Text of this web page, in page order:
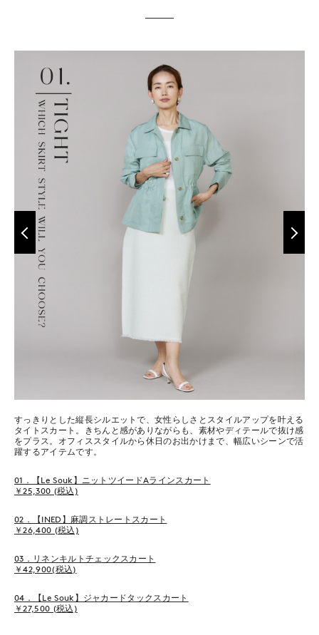
すっきりとした縦長シルエットで、女性らしさとスタイルアップを叶える
タイトスカート。きちんと感がありながらも、素材やディテールで抜け感
をプラス。オフィススタイルから休日のお出かけまで、幅広いシーンで活
躍するアイテムです。
01．【Le Souk】ニットツイードAラインスカート
￥25,300 (税込)
02．【INED】麻調ストレートスカート
￥26,400 (税込)
03．リネンキルトチェックスカート
￥42,900(税込)
04．【Le Souk】ジャカードタックスカート
￥27,500 (税込)